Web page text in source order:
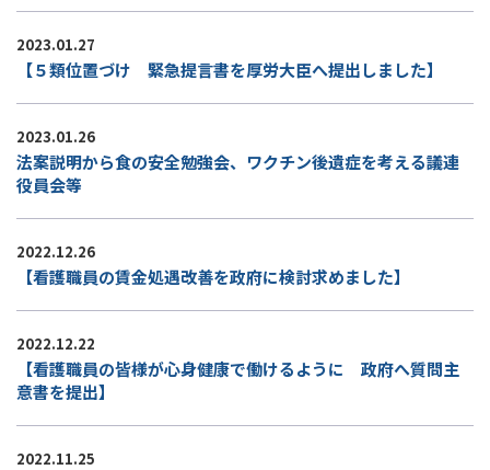
2023.01.27
【５類位置づけ 緊急提言書を厚労大臣へ提出しました】
2023.01.26
法案説明から食の安全勉強会、ワクチン後遺症を考える議連
役員会等
2022.12.26
【看護職員の賃金処遇改善を政府に検討求めました】
2022.12.22
【看護職員の皆様が心身健康で働けるように 政府へ質問主
意書を提出】
2022.11.25